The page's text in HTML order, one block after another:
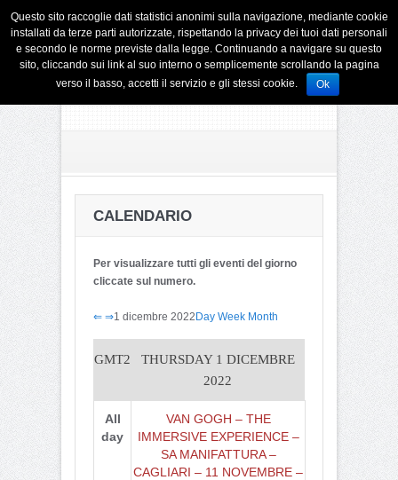
CALENDARIO
Per visualizzare tutti gli eventi del giorno
cliccate sul numero.
⇐ ⇒1 dicembre 2022Day Week Month
GMT2
THURSDAY 1 DICEMBRE
2022
All
day
VAN GOGH – THE
IMMERSIVE EXPERIENCE –
SA MANIFATTURA –
CAGLIARI – 11 NOVEMBRE –
Questo sito raccoglie dati statistici anonimi sulla navigazione, mediante cookie
installati da terze parti autorizzate, rispettando la privacy dei tuoi dati personali
e secondo le norme previste dalla legge. Continuando a navigare su questo
sito, cliccando sui link al suo interno o semplicemente scrollando la pagina
verso il basso, accetti il servizio e gli stessi cookie.
Ok